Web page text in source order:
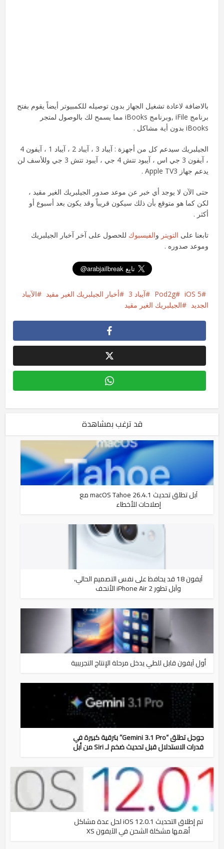
بالاضافة لاعادة تشغيل الجهاز بدون توصيله للكمبيوتر أيضاً يقوم بفتح
برنامج iFile ,وبرنامج iBooks مما يسمح لك بالوصول لمتجر
iBooks بدون أية مشاكل .
الجيلبريك سيدعم كل من أجهزة : آيباد 3 ، آيباد 2 ، آيباد 1 ، آيفون 4
، آيفون 3 جي اس ، آيبود تتش 4 جي ، آيبود تتش 3 جي وللأسف لن
يدعم جهاز Apple TV3 .
حتى الآن لا يوجد أي خبر عن موعد صدور الجيلبريك الغير مقيد ،
لكن كما هو متوقع بأن ذلك سيكون قريباً وقد يكون بعد أسبوع أو
أكثر .
تابعنا على التويتر والفيسبوك للحصول على آخر آخبار الجيلبريك
وموعد صدوره .
iOS 5
Pod2g آيباد 3 أخبار الجيلبريك الغير مقيد
الآيباد
الجديد
الجيلبريك الغير مقيد
قد ترغب بمشاهدة
آبل تطلق تحديث macOS Tahoe 26.4.1 مع
إصلاحات للأخطاء
آيفون 18 قد يحافظ على نفس التصميم الحالي،
وآبل تطور iPhone Air 2 الأنحف
أول آيفون قابل للطي يدخل مرحلة الإنتاج التجريبية
جوجل تطلق “Gemini 3.1 Pro” بترقية كبيرة في
قدرات الاستدلال قبل تحديث ضخم لـ Siri من أبل
تم إطلاق التحديث iOS 12.0.1 لحل عدة مشاكل
أهمها مشكلة الشحن في الآيفون XS